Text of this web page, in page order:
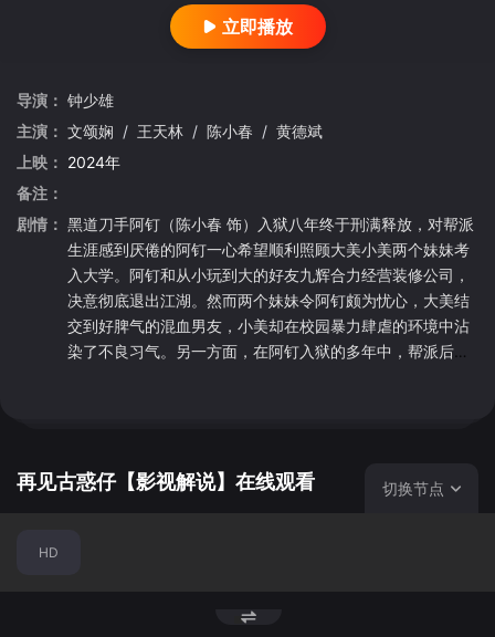
立即播放
导演： 钟少雄
主演： 文颂娴 / 王天林 / 陈小春 / 黄德斌
上映： 2024年
备注：
剧情： 黑道刀手阿钉（陈小春 饰）入狱八年终于刑满释放，对帮派
生涯感到厌倦的阿钉一心希望顺利照顾大美小美两个妹妹考
入大学。阿钉和从小玩到大的好友九辉合力经营装修公司，
决意彻底退出江湖。然而两个妹妹令阿钉颇为忧心，大美结
交到好脾气的混血男友，小美却在校园暴力肆虐的环境中沾
染了不良习气。另一方面，在阿钉入狱的多年中，帮派后起
掳走，忍无可忍的阿钉决定反击……
再见古惑仔【影视解说】在线观看 切换节点
HD